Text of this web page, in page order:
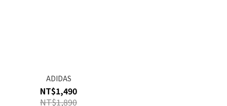
ADIDAS
NT$1,490
NT$1,890